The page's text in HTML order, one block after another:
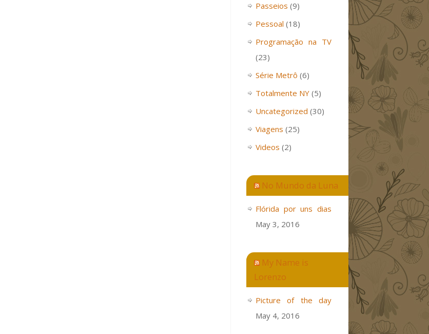
Passeios (9)
Pessoal (18)
Programação na TV
(23)
Série Metrô (6)
Totalmente NY (5)
Uncategorized (30)
Viagens (25)
Videos (2)
No Mundo da Luna
Flórida por uns dias
May 3, 2016
My Name is
Lorenzo
Picture of the day
May 4, 2016